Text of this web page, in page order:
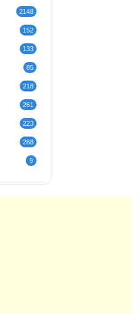
2148
152
133
85
218
261
223
268
9